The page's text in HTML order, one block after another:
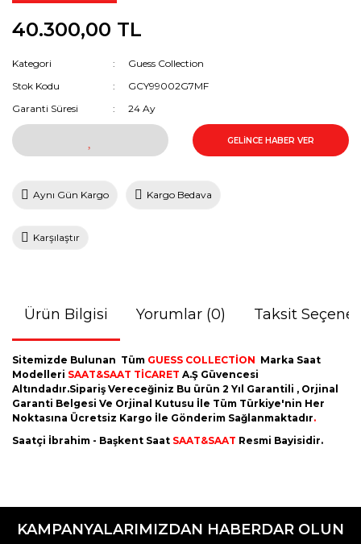
40.300,00 TL
Kategori
Guess Collection
Stok Kodu
GCY99002G7MF
Garanti Süresi
24 Ay
GELİNCE HABER VER
Aynı Gün Kargo Kargo Bedava
Karşılaştır
Ürün Bilgisi Yorumlar (0) Taksit
Sitemizde Bulunan Tüm GUESS COLLECTİON Marka Saat
Modelleri SAAT&SAAT TİCARET A.Ş Güvencesi
Altındadır.Sipariş Vereceğiniz Bu ürün 2 Yıl Garantili , Orjinal
Garanti Belgesi Ve Orjinal Kutusu İle Tüm Türkiye'nin Her
Noktasına Ücretsiz Kargo İle Gönderim Sağlanmaktadır.
Saatçi İbrahim - Başkent Saat SAAT&SAAT Resmi Bayisidir.
konularda yetersiz gördüğünüz noktaları öneri formunu
Görüş ve önerileriniz için teşekkür ederiz.
KAMPANYALARIMIZDAN HABERDAR OLUN